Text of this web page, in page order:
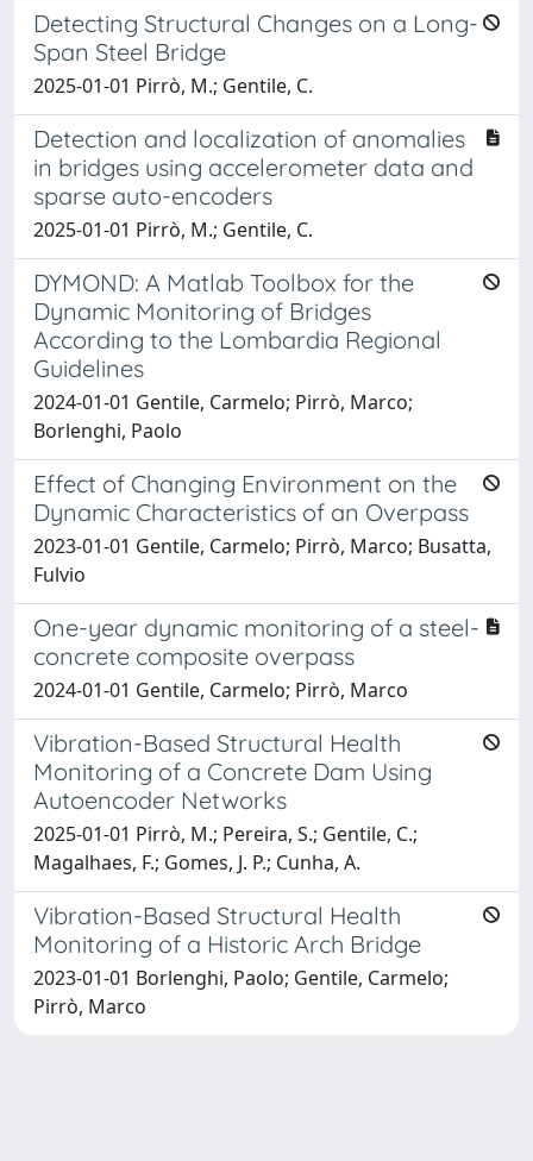
Detecting Structural Changes on a Long-
Span Steel Bridge
2025-01-01 Pirrò, M.; Gentile, C.
Detection and localization of anomalies
in bridges using accelerometer data and
sparse auto-encoders
2025-01-01 Pirrò, M.; Gentile, C.
DYMOND: A Matlab Toolbox for the
Dynamic Monitoring of Bridges
According to the Lombardia Regional
Guidelines
2024-01-01 Gentile, Carmelo; Pirrò, Marco;
Borlenghi, Paolo
Effect of Changing Environment on the
Dynamic Characteristics of an Overpass
2023-01-01 Gentile, Carmelo; Pirrò, Marco; Busatta,
Fulvio
One-year dynamic monitoring of a steel-
concrete composite overpass
2024-01-01 Gentile, Carmelo; Pirrò, Marco
Vibration-Based Structural Health
Monitoring of a Concrete Dam Using
Autoencoder Networks
2025-01-01 Pirrò, M.; Pereira, S.; Gentile, C.;
Magalhaes, F.; Gomes, J. P.; Cunha, A.
Vibration-Based Structural Health
Monitoring of a Historic Arch Bridge
2023-01-01 Borlenghi, Paolo; Gentile, Carmelo;
Pirrò, Marco